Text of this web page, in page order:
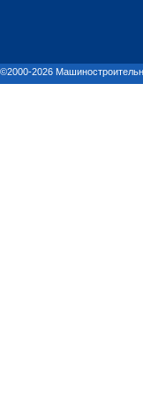
©2000-2026